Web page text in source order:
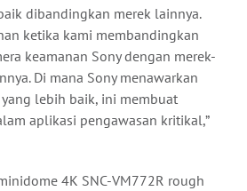
dibandingkan merek lainnya.
ketika kami membandingkan
keamanan Sony dengan merek-
Di mana Sony menawarkan
lebih baik, ini membuat
aplikasi pengawasan kritikal,”
4K SNC-VM772R rough